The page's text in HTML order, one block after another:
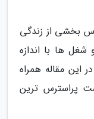
بخشی از زندگی
ها با اندازه
این مقاله همراه
پراسترس ترین